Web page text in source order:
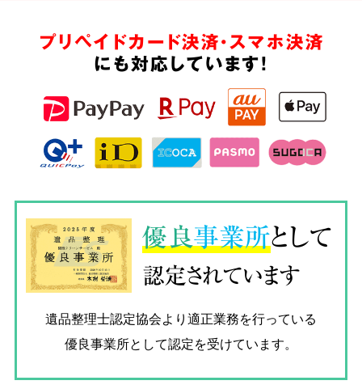
プリペイドカード決済・スマホ決済
にも対応しています!
優良事業所として
認定されています
遺品整理士認定協会より適正業務を行っている
優良事業所として認定を受けています。